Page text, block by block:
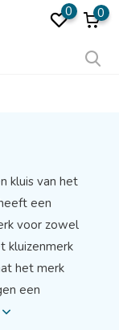
0 0
kluis van het
een
voor zowel
kluizenmerk
het merk
een